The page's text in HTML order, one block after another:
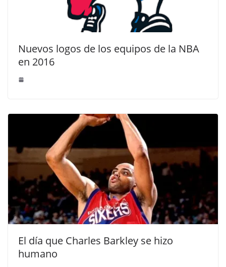
Nuevos logos de los equipos de la NBA
en 2016
El día que Charles Barkley se hizo
humano